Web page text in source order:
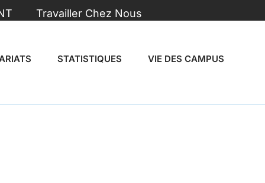
Travailler Chez Nous
STATISTIQUES VIE DES CAMPUS